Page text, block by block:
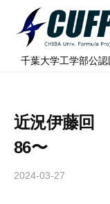
千
学
フ
ォ
ー
⠀千葉大学工学部公
近況伊藤回
86〜
2024-03-27
ミ
ラ
ェ
ク
ト